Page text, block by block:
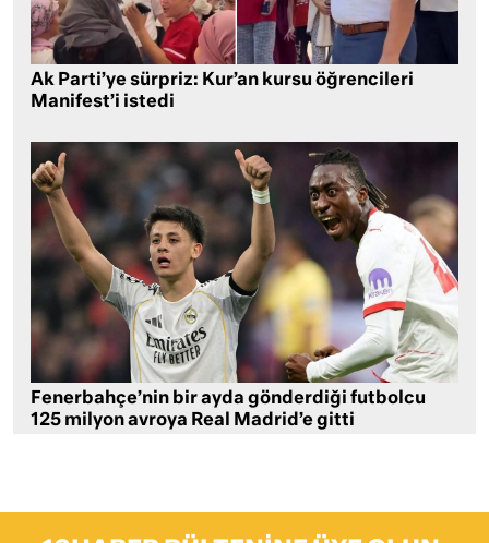
Ak Parti’ye sürpriz: Kur’an kursu öğrencileri
Manifest’i istedi
Fenerbahçe’nin bir ayda gönderdiği futbolcu
125 milyon avroya Real Madrid’e gitti